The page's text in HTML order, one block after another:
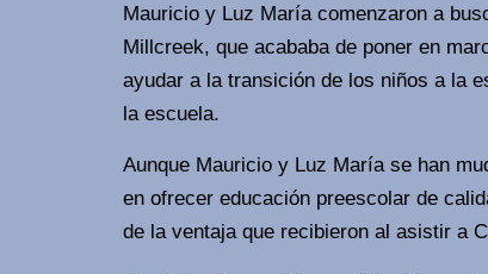
Mauricio y Luz María comenzaron a
Millcreek, que acababa de poner en
ayudar a la transición de los niños a la
la escuela.
Aunque Mauricio y Luz María se han
en ofrecer educación preescolar de
de la ventaja que recibieron al asistir a